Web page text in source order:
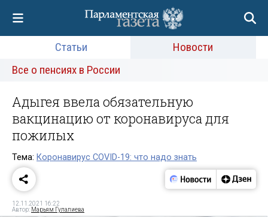
Статьи
Новости
Все о пенсиях в России
Адыгея ввела обязательную
вакцинацию от коронавируса для
пожилых
Тема: Коронавирус COVID-19: что надо знать
12.11.2021 16:22
Автор: Марьям Гулалиева